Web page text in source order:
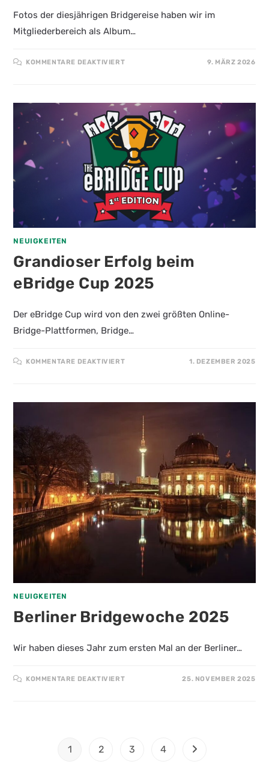
Fotos der diesjährigen Bridgereise haben wir im
Mitgliederbereich als Album…
KOMMENTARE DEAKTIVIERTFÜR 9. MÄRZ 2026
NEUIGKEITEN
Grandioser Erfolg beim
eBridge Cup 2025
Der eBridge Cup wird von den zwei größten Online-
Bridge-Plattformen, Bridge…
KOMMENTARE DEAKTIVIERTFÜR
CUP
1. DEZEMBER 2025
NEUIGKEITEN
Berliner Bridgewoche 2025
Wir haben dieses Jahr zum ersten Mal an der Berliner…
KOMMENTARE DEAKTIVIERTFÜR 25. NOVEMBER 2025
1 2 3 4 Zur nächsten Seite